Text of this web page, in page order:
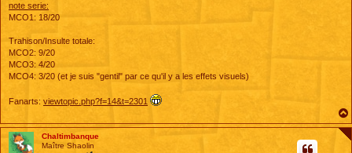
note serie:
MCO1: 18/20
Trahison/Insulte totale:
MCO2: 9/20
MCO3: 4/20
MCO4: 3/20 (et je suis "gentil" par ce qu'il y a les effets visuels)
Fanarts: viewtopic.php?f=14&t=2301
Chaltimbanque
Maître Shaolin